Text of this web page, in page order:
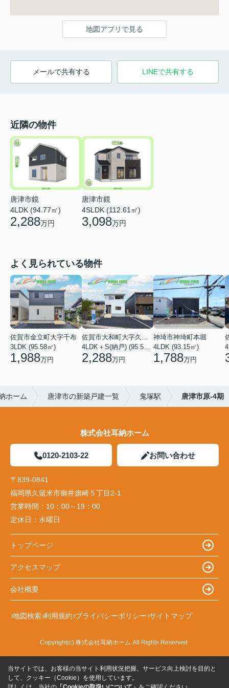
地図アプリで見る
メールで共有する LINEで共有する
近隣の物件
唐津市鏡
4LDK (94.77㎡)
2,288万円
唐津市鏡
4SLDK (112.61㎡)
3,098万円
よく見られている物件
佐賀市金立町大字千布
3LDK (95.58㎡)
1,988万円
佐賀市大和町大字久池井
4LDK＋S(納戸) (95.58㎡)
2,288万円
神埼市神埼町本堀
4LDK (93.15㎡)
1,788万円
ホーム 唐津市の新築戸建一覧 鬼塚駅 唐津市原-4期
株式会社耳納ホーム
0120-2103-22 お問い合わせ
〒839-0841
福岡県久留米市御井旗崎５丁目2-1
営業時間： 10：00～19：00
定休日： 水曜日
トップページ
アクセスマップ
会社概要
地図検索 利用規約 プライバシーポリシー サイトマップ
Copyright(c) 株式会社耳納ホーム All Rights Reserved.
当サイトでは、お客様の当サイト利用状況把握、サービス向上検討を目的と
して、クッキー（Cookie）を使用しています。